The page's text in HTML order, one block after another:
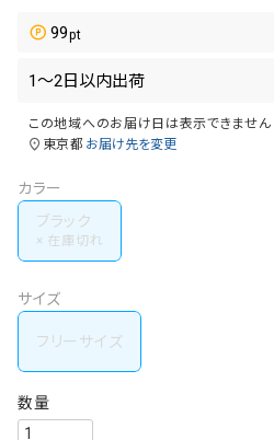
99
この地域へのお届け日は表示できません
東京都 お届け先を変更
カラー
ブラック
サイズ
フリーサイズ